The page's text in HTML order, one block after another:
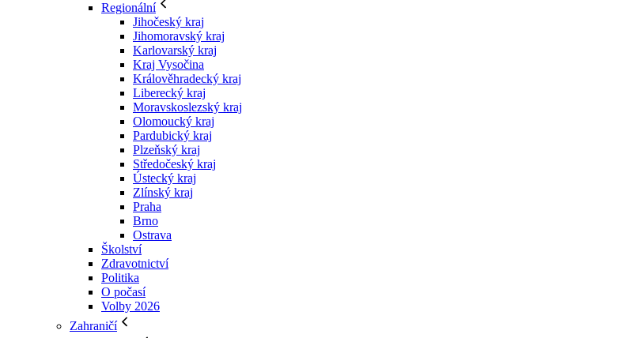
Regionální
Jihočeský kraj
Jihomoravský kraj
Karlovarský kraj
Kraj Vysočina
Králověhradecký kraj
Liberecký kraj
Moravskoslezský kraj
Olomoucký kraj
Pardubický kraj
Plzeňský kraj
Středočeský kraj
Ústecký kraj
Zlínský kraj
Praha
Brno
Ostrava
Školství
Zdravotnictví
Politika
O počasí
Volby 2026
Zahraničí